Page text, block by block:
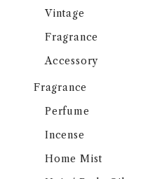
Vintage
Fragrance
Accessory
Fragrance
Perfume
Incense
Home Mist